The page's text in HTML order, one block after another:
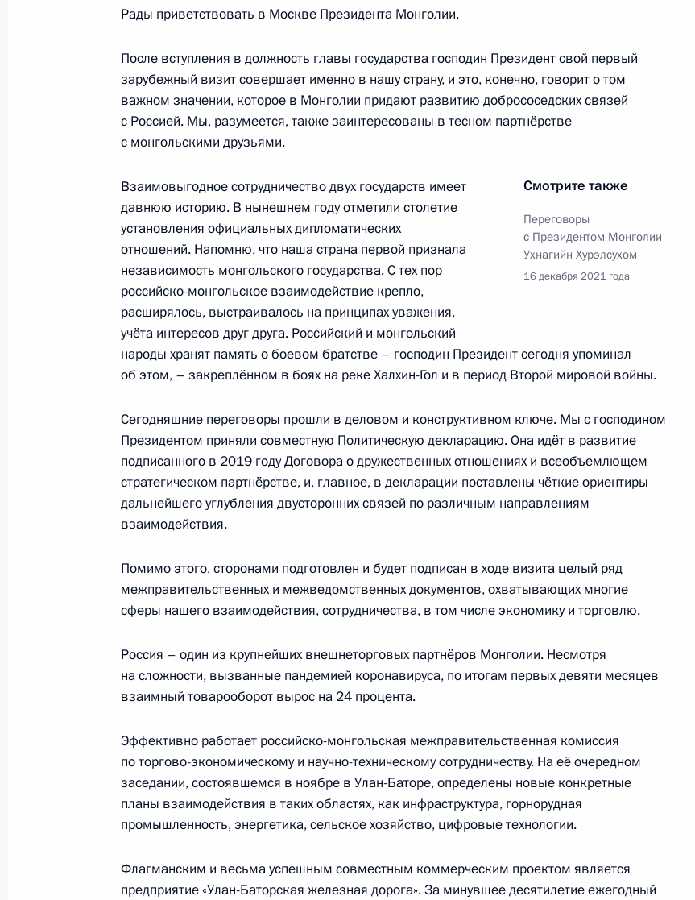
Заявления Владимира Путина и Ухнагийн Хурэлсуха для СМИ
3 сентября 2024 года, 12:15
в расширенном составе
3 сентября 2024 года, 11:00
Российско-монгольские переговоры
3 сентября 2024 года, 08:30
2 − 3 сентября 2024 года
3 сентября Президент посетит Монголию с официальным
визитом
Встреча с Президентом Монголии Ухнагийн Хурэлсухом
17 октября 2023 года, 16:30
Встреча с Председателем КНР Си Цзиньпином и Президентом
15 сентября 2022 года, 15:40
Рады приветствовать в Москве Президента Монголии.
После вступления в должность главы государства господин Президент свой первый
зарубежный визит совершает именно в нашу страну, и это, конечно, говорит о том
важном значении, которое в Монголии придают развитию добрососедских связей
с Россией. Мы, разумеется, также заинтересованы в тесном партнёрстве
с монгольскими друзьями.
Смотрите также
Переговоры
с Президентом Монголии
Ухнагийн Хурэлсухом
16 декабря 2021 года
Взаимовыгодное сотрудничество двух государств имеет
давнюю историю. В нынешнем году отметили столетие
установления официальных дипломатических
отношений. Напомню, что наша страна первой признала
независимость монгольского государства. С тех пор
российско-монгольское взаимодействие крепло,
расширялось, выстраивалось на принципах уважения,
учёта интересов друг друга. Российский и монгольский
народы хранят память о боевом братстве – господин Президент сегодня упоминал
об этом, – закреплённом в боях на реке Халхин-Гол и в период Второй мировой войны.
Сегодняшние переговоры прошли в деловом и конструктивном ключе. Мы с господином
Президентом приняли совместную Политическую декларацию. Она идёт в развитие
подписанного в 2019 году Договора о дружественных отношениях и всеобъемлющем
стратегическом партнёрстве, и, главное, в декларации поставлены чёткие ориентиры
дальнейшего углубления двусторонних связей по различным направлениям
взаимодействия.
Помимо этого, сторонами подготовлен и будет подписан в ходе визита целый ряд
межправительственных и межведомственных документов, охватывающих многие
сферы нашего взаимодействия, сотрудничества, в том числе экономику и торговлю.
Россия – один из крупнейших внешнеторговых партнёров Монголии. Несмотря
на сложности, вызванные пандемией коронавируса, по итогам первых девяти месяцев
взаимный товарооборот вырос на 24 процента.
Эффективно работает российско-монгольская межправительственная комиссия
по торгово-экономическому и научно-техническому сотрудничеству. На её очередном
заседании, состоявшемся в ноябре в Улан-Баторе, определены новые конкретные
планы взаимодействия в таких областях, как инфраструктура, горнорудная
промышленность, энергетика, сельское хозяйство, цифровые технологии.
Флагманским и весьма успешным совместным коммерческим проектом является
предприятие «Улан-Баторская железная дорога». За минувшее десятилетие ежегодный